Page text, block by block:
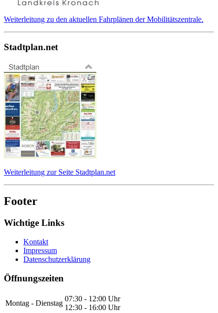
Weiterleitung zu den aktuellen Fahrplänen der Mobilitätszentrale.
Stadtplan.net
Weiterleitung zur Seite Stadtplan.net
Footer
Wichtige Links
Kontakt
Impressum
Datenschutzerklärung
Öffnungszeiten
Montag - Dienstag
07:30 - 12:00 Uhr
12:30 - 16:00 Uhr